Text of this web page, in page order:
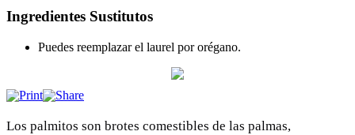
Ingredientes Sustitutos
Puedes reemplazar el laurel por orégano.
Los palmitos son brotes comestibles de las palmas,